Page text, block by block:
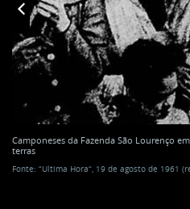
Camponeses da Fazenda São Lourenço
terras
Fonte: “Ultima Hora“, 19 de agosto de 1961